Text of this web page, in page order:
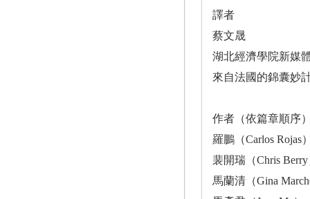
譯者
蔡文晟
湖北經濟學院新媒
來自法國的錦囊妙
作者（依篇章順序
羅鵬（Carlos
裴開瑞（Chris
馬蘭清（Gina